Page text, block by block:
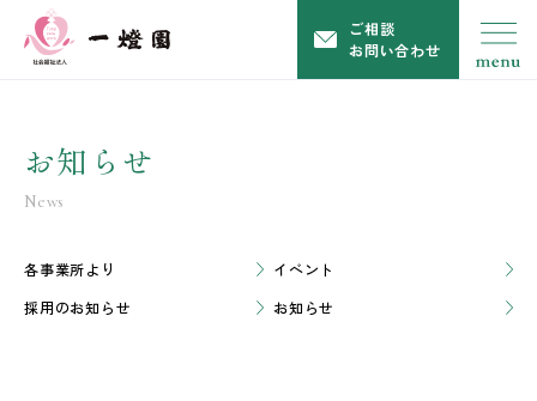
ご相談
お問い合わせ
お知らせ
News
各事業所より
イベント
採用のお知らせ
お知らせ